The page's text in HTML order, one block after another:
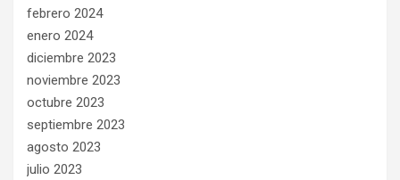
febrero 2024
enero 2024
diciembre 2023
noviembre 2023
octubre 2023
septiembre 2023
agosto 2023
julio 2023